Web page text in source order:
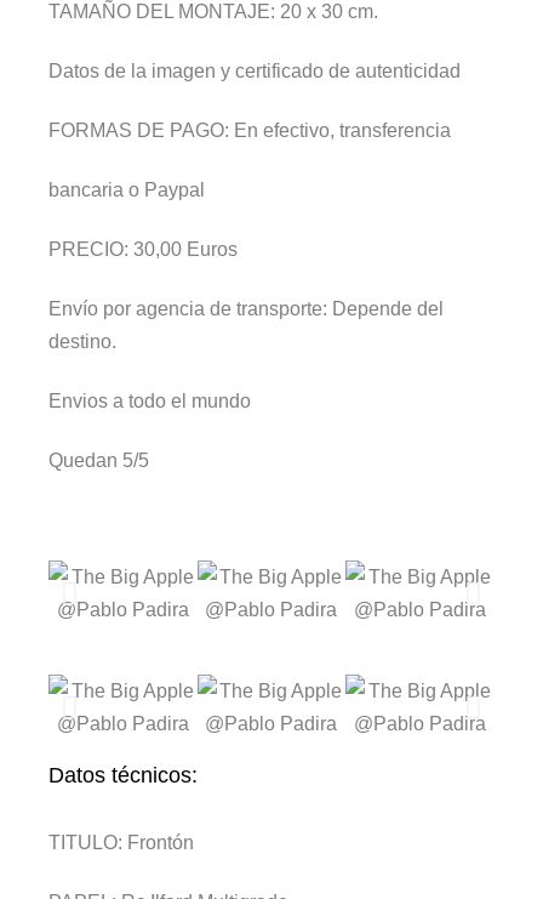
TAMAÑO DEL MONTAJE: 20 x 30 cm.
Datos de la imagen y certificado de autenticidad
FORMAS DE PAGO: En efectivo, transferencia
bancaria o Paypal
PRECIO: 30,00 Euros
Envío por agencia de transporte: Depende del
destino.
Envios a todo el mundo
Quedan 5/5
Datos técnicos:
TITULO: Frontón